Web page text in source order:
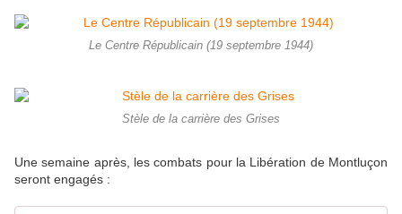
Le Centre Républicain (19 septembre 1944)
Stèle de la carrière des Grises
Une semaine après, les combats pour la Libération de Montluçon
seront engagés :